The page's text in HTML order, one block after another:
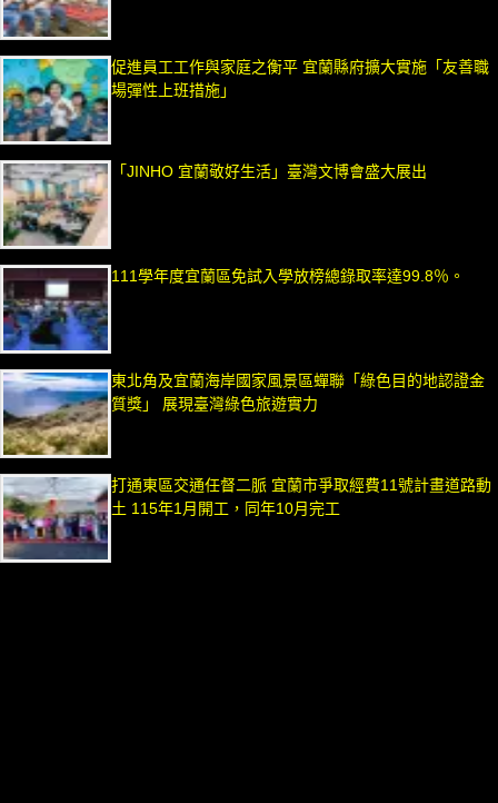
促進員工工作與家庭之衡平 宜蘭縣府擴大實施「友善職
場彈性上班措施」
「JINHO 宜蘭敬好生活」臺灣文博會盛大展出
111學年度宜蘭區免試入學放榜總錄取率達99.8％。
東北角及宜蘭海岸國家風景區蟬聯「綠色目的地認證金
質獎」 展現臺灣綠色旅遊實力
打通東區交通任督二脈 宜蘭市爭取經費11號計畫道路動
土 115年1月開工，同年10月完工